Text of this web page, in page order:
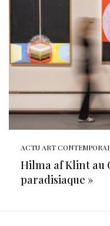
ACTU ART
Hilma af Klint au
paradisiaque »